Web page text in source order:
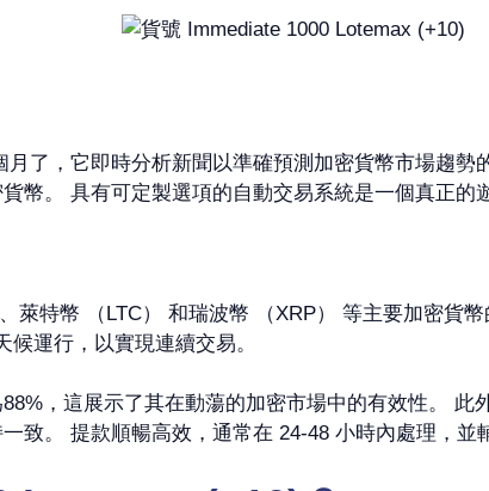
了，它即時分析新聞以準確預測加密貨幣市場趨
幣。 具有可定製選項的自動交易系統是一個真正
萊特幣 （LTC） 和瑞波幣 （XRP） 等主要加密貨幣
運行，以實現連續交易。
，這展示了其在動蕩的加密市場中的有效性。
致。 提款順暢高效，通常在 24-48 小時內處理，並